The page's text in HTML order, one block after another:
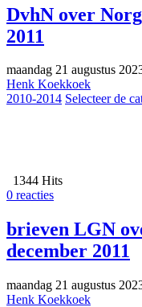
DvhN over
2011
maandag 21 augustus
Henk Koekkoek
2010-2014 Selecteer de
1344 Hits
0 reacties
brieven LGN
december 2011
maandag 21 augustus
Henk Koekkoek